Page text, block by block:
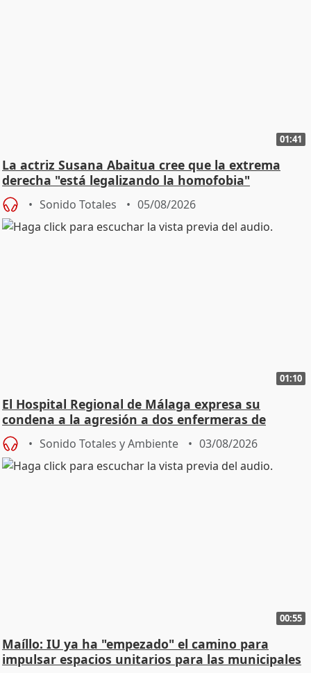
01:41
La actriz Susana Abaitua cree que la extrema
derecha "está legalizando la homofobia"
Sonido Totales 05/08/2026
01:10
El Hospital Regional de Málaga expresa su
condena a la agresión a dos enfermeras de
Urgencias
Sonido Totales y Ambiente 03/08/2026
00:55
Maíllo: IU ya ha "empezado" el camino para
impulsar espacios unitarios para las municipales